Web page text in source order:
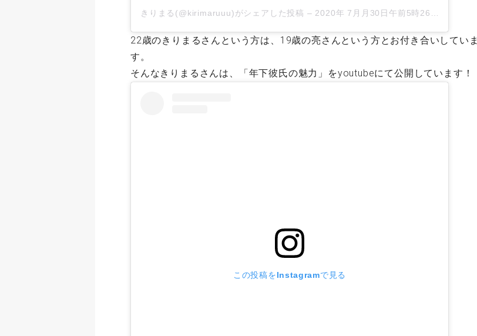
きりまる(@kirimaruuu)がシェアした投稿 – 2020年 7月月30日午前5時26分PDT
22歳のきりまるさんという方は、19歳の亮さんという方とお付き合いしていま
す。
そんなきりまるさんは、「年下彼氏の魅力」をyoutubeにて公開しています！
この投稿をInstagramで見る